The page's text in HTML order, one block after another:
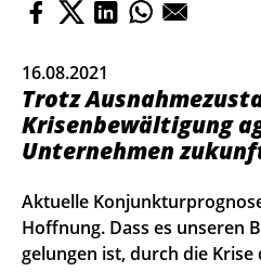
16.08.2021
Trotz
Krisenbewältigung
Unternehmen
Aktuelle
Hoffnung. Dass es unseren
gelungen ist, durch die